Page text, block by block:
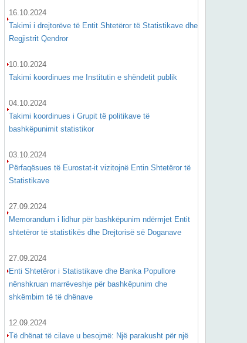
16.10.2024
Takimi i drejtorëve të Entit Shtetëror të Statistikave dhe
Regjistrit Qendror
10.10.2024
Takimi koordinues me Institutin e shëndetit publik
04.10.2024
Takimi koordinues i Grupit të politikave të
bashkëpunimit statistikor
03.10.2024
Përfaqësues të Eurostat-it vizitojnë Entin Shtetëror të
Statistikave
27.09.2024
Memorandum i lidhur për bashkëpunim ndërmjet Entit
shtetëror të statistikës dhe Drejtorisë së Doganave
27.09.2024
Enti Shtetëror i Statistikave dhe Banka Popullore
nënshkruan marrëveshje për bashkëpunim dhe
shkëmbim të të dhënave
12.09.2024
Të dhënat të cilave u besojmë: Një parakusht për një